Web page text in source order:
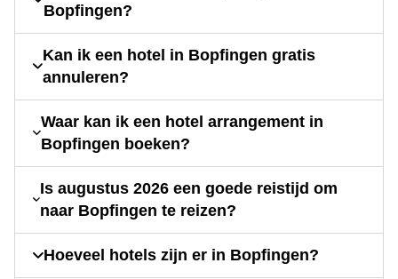
Bopfingen?
Kan ik een hotel in Bopfingen gratis
annuleren?
Waar kan ik een hotel arrangement in
Bopfingen boeken?
Is augustus 2026 een goede reistijd om
naar Bopfingen te reizen?
Hoeveel hotels zijn er in Bopfingen?